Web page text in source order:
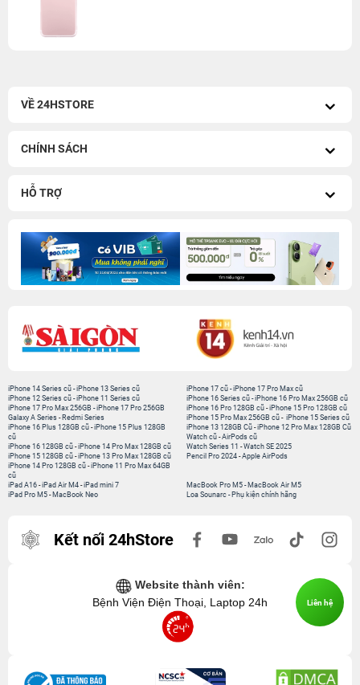
VỀ 24HSTORE
CHÍNH SÁCH
HỖ TRỢ
iPhone 14 Series cũ -iPhone 13 Series cũ
iPhone 12 Series cũ -iPhone 11 Series cũ
iPhone 17 Pro Max 256GB -iPhone 17 Pro 256GB
Galaxy A Series - Redmi Series
iPhone 17 cũ-iPhone 17 Pro Max cũ
iPhone 16 Series cũ- iPhone 16 Pro Max 256GB cũ
iPhone 16 Pro 128GB cũ-iPhone 15 Pro 128GB cũ
iPhone 15 Pro Max 256GB cũ- iPhone 15 Series cũ
iPhone 16 Plus 128GB cũ -iPhone 15 Plus 128GB
cũ
iPhone 16 128GB cũ -iPhone 14 Pro Max 128GB cũ
iPhone 15 128GB cũ -iPhone 13 Pro Max 128GB cũ
iPhone 14 Pro 128GB cũ -iPhone 11 Pro Max 64GB
cũ
iPhone 13 128GB Cũ-iPhone 12 Pro Max 128GB Cũ
Watch cũ-AirPods cũ
Watch Series 11 -Watch SE 2025
Pencil Pro 2024-Apple AirPods
iPad A16 -iPad Air M4 -iPad mini 7
iPad Pro M5 - MacBook Neo
MacBook Pro M5- MacBook Air M5
Loa Sounarc- Phụ kiện chính hãng
Kết nối 24hStore
Website thành viên:
Bệnh Viện Điện Thoại, Laptop 24h
Liên hệ